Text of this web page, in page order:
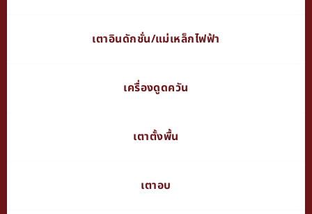
เตาอินดักชั่น/แม่เหล็กไฟฟ้า
เครื่องดูดควัน
เตาตั้งพื้น
เตาอบ